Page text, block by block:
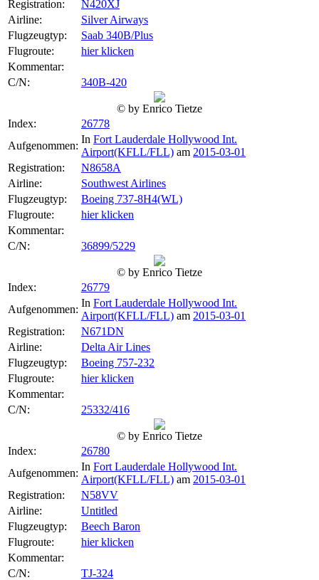
Registration:
N420XJ
Airline:
Silver Airways
Flugzeugtyp:
Saab 340B/Plus
Flugroute:
hier klicken
Kommentar:
C/N:
340B-420
© by Enrico Tietze
Index:
26778
Aufgenommen:
In Fort Lauderdale Hollywood Int.
Airport(KFLL/FLL) am 2015-03-01
Registration:
N8658A
Airline:
Southwest Airlines
Flugzeugtyp:
Boeing 737-8H4(WL)
Flugroute:
hier klicken
Kommentar:
C/N:
36899/5229
© by Enrico Tietze
Index:
26779
Aufgenommen:
In Fort Lauderdale Hollywood Int.
Airport(KFLL/FLL) am 2015-03-01
Registration:
N671DN
Airline:
Delta Air Lines
Flugzeugtyp:
Boeing 757-232
Flugroute:
hier klicken
Kommentar:
C/N:
25332/416
© by Enrico Tietze
Index:
26780
Aufgenommen:
In Fort Lauderdale Hollywood Int.
Airport(KFLL/FLL) am 2015-03-01
Registration:
N58VV
Airline:
Untitled
Flugzeugtyp:
Beech Baron
Flugroute:
hier klicken
Kommentar:
C/N:
TJ-324